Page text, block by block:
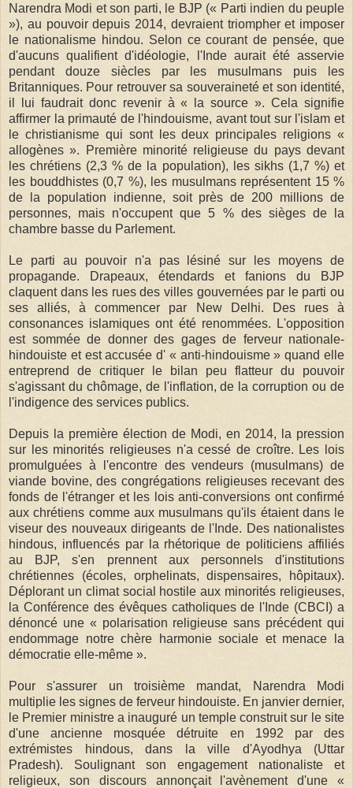
Narendra Modi et son parti, le BJP (« Parti indien du peuple
»), au pouvoir depuis 2014, devraient triompher et imposer
le nationalisme hindou. Selon ce courant de pensée, que
d'aucuns qualifient d'idéologie, l'Inde aurait été asservie
pendant douze siècles par les musulmans puis les
Britanniques. Pour retrouver sa souveraineté et son identité,
il lui faudrait donc revenir à « la source ». Cela signifie
affirmer la primauté de l'hindouisme, avant tout sur l'islam et
le christianisme qui sont les deux principales religions «
allogènes ». Première minorité religieuse du pays devant
les chrétiens (2,3 % de la population), les sikhs (1,7 %) et
les bouddhistes (0,7 %), les musulmans représentent 15 %
de la population indienne, soit près de 200 millions de
personnes, mais n'occupent que 5 % des sièges de la
chambre basse du Parlement.
Le parti au pouvoir n'a pas lésiné sur les moyens de
propagande. Drapeaux, étendards et fanions du BJP
claquent dans les rues des villes gouvernées par le parti ou
ses alliés, à commencer par New Delhi. Des rues à
consonances islamiques ont été renommées. L'opposition
est sommée de donner des gages de ferveur nationale-
hindouiste et est accusée d' « anti-hindouisme » quand elle
entreprend de critiquer le bilan peu flatteur du pouvoir
s'agissant du chômage, de l'inflation, de la corruption ou de
l'indigence des services publics.
Depuis la première élection de Modi, en 2014, la pression
sur les minorités religieuses n'a cessé de croître. Les lois
promulguées à l'encontre des vendeurs (musulmans) de
viande bovine, des congrégations religieuses recevant des
fonds de l'étranger et les lois anti-conversions ont confirmé
aux chrétiens comme aux musulmans qu'ils étaient dans le
viseur des nouveaux dirigeants de l'Inde. Des nationalistes
hindous, influencés par la rhétorique de politiciens affiliés
au BJP, s'en prennent aux personnels d'institutions
chrétiennes (écoles, orphelinats, dispensaires, hôpitaux).
Déplorant un climat social hostile aux minorités religieuses,
la Conférence des évêques catholiques de l'Inde (CBCI) a
dénoncé une « polarisation religieuse sans précédent qui
endommage notre chère harmonie sociale et menace la
démocratie elle-même ».
Pour s'assurer un troisième mandat, Narendra Modi
multiplie les signes de ferveur hindouiste. En janvier dernier,
le Premier ministre a inauguré un temple construit sur le site
d'une ancienne mosquée détruite en 1992 par des
extrémistes hindous, dans la ville d'Ayodhya (Uttar
Pradesh). Soulignant son engagement nationaliste et
religieux, son discours annonçait l'avènement d'une «